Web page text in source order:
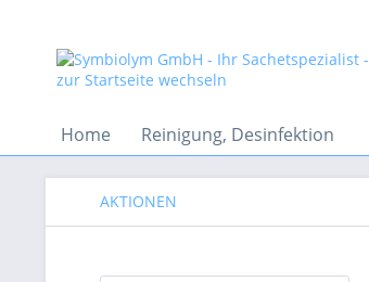
Home Reinigung, Desinfektion
AKTIONEN